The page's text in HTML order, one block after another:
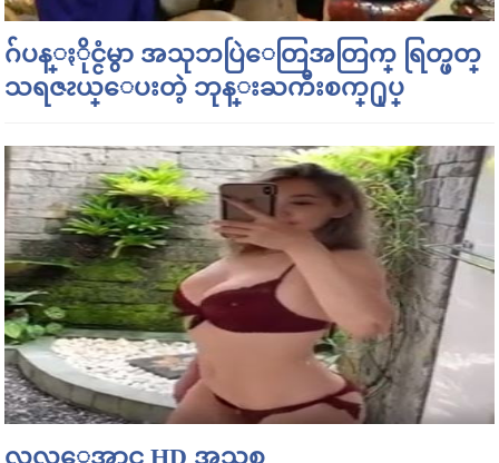
ဂ်ပန္ႏိုင္ငံမွာ အသုဘပြဲေတြအတြက္ ရြတ္ဖတ္
သရဇၩယ္ေပးတဲ့ ဘုန္းႀကီးစက္႐ုပ္
လုလုေအာင္ HD အသစ္